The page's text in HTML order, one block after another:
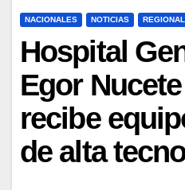
NACIONALES NOTICIAS
Hospital
Egor
recibe
de alta